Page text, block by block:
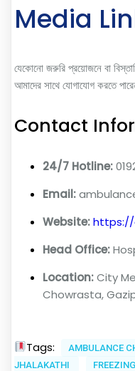
Media
যেকোনো জরুরি প্রয়োজনে বা
আমাদের সাথে যোগাযোগ করতে
Contact
24/7 Hotline:
Email:
Website:https://
Head Office:
Location:City
Chowrasta,
Tags: AMBULANCE
JHALAKATHI